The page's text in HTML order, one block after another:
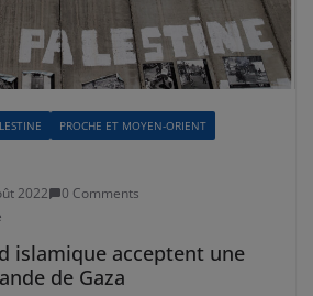
PROCHE ET MOYEN-ORIENT
2022
0 Comments
islamique acceptent une
de Gaza